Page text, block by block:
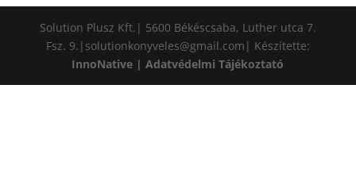
Solution Plusz Kft.| 5600 Békéscsaba, Luther utca 7.
Fsz. 9.|solutionkonyveles@gmail.com| Készítette:
InnoNative |Adatvédelmi Tájékoztató